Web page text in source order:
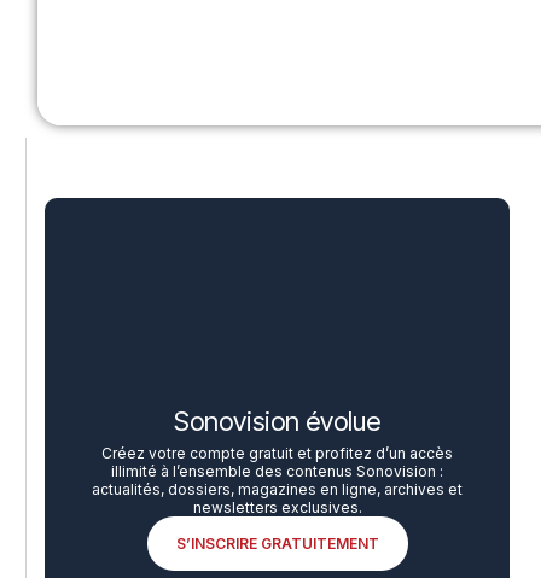
Sonovision évolue
Créez votre compte gratuit et profitez d’un accès
illimité à l’ensemble des contenus Sonovision :
actualités, dossiers, magazines en ligne, archives et
newsletters exclusives.
S’INSCRIRE GRATUITEMENT